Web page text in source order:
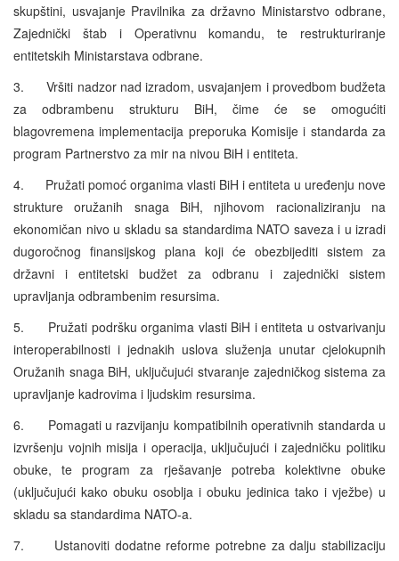
skupštini, usvajanje Pravilnika za državno Ministarstvo odbrane,
Zajednički štab i Operativnu komandu, te restrukturiranje
entitetskih Ministarstava odbrane.
3. Vršiti nadzor nad izradom, usvajanjem i provedbom budžeta
za odbrambenu strukturu BiH, čime će se omogućiti
blagovremena implementacija preporuka Komisije i standarda za
program Partnerstvo za mir na nivou BiH i entiteta.
4. Pružati pomoć organima vlasti BiH i entiteta u uređenju nove
strukture oružanih snaga BiH, njihovom racionaliziranju na
ekonomičan nivo u skladu sa standardima NATO saveza i u izradi
dugoročnog finansijskog plana koji će obezbijediti sistem za
državni i entitetski budžet za odbranu i zajednički sistem
upravljanja odbrambenim resursima.
5. Pružati podršku organima vlasti BiH i entiteta u ostvarivanju
interoperabilnosti i jednakih uslova služenja unutar cjelokupnih
Oružanih snaga BiH, uključujući stvaranje zajedničkog sistema za
upravljanje kadrovima i ljudskim resursima.
6. Pomagati u razvijanju kompatibilnih operativnih standarda u
izvršenju vojnih misija i operacija, uključujući i zajedničku politiku
obuke, te program za rješavanje potreba kolektivne obuke
(uključujući kako obuku osoblja i obuku jedinica tako i vježbe) u
skladu sa standardima NATO-a.
7. Ustanoviti dodatne reforme potrebne za dalju stabilizaciju